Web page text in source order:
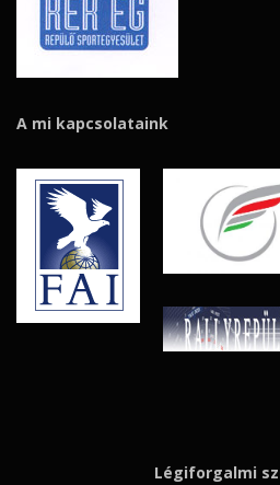
A mi kapcsolataink
Légiforgalmi